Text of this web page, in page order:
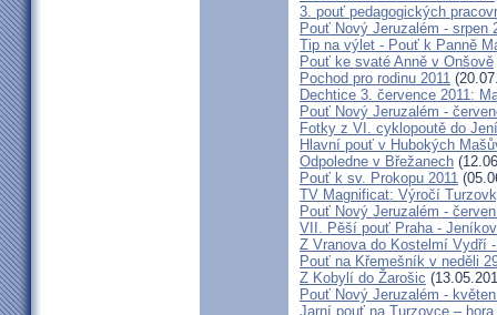
3. pouť pedagogických
Pouť Nový Jeruzalém - srpen
Tip na výlet - Pouť k Panně
Pouť ke svaté Anně v Onšově
Pochod pro rodinu 2011
Dechtice 3. července 2011:
Pouť Nový Jeruzalém -
Fotky z VI. cyklopoutě do
Hlavní pouť v Hubokých
Odpoledne v Břežanech
Pouť k sv. Prokopu 2011
TV Magnificat: Výročí
Pouť Nový Jeruzalém -
VII. Pěší pouť Praha -
Z Vranova do Kostelmí Vydří
Pouť na Křemešník v neděli
Z Kobylí do Žarošic
Pouť Nový Jeruzalém -
Jarní pouť na Turzovce –